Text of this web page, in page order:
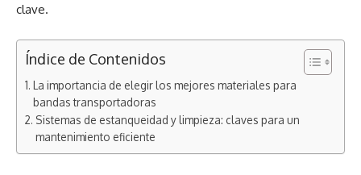
clave.
Índice de Contenidos
La importancia de elegir los mejores materiales para
bandas transportadoras
Sistemas de estanqueidad y limpieza: claves para un
mantenimiento eficiente